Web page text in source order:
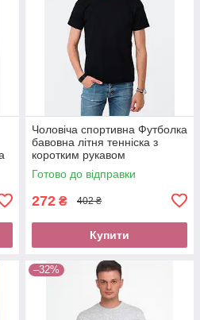
Чоловіча спортивна Футболка
бавовна літня тенніска з
коротким рукавом
накладеним платежем новою
поштою Одяг хлопцю
Готово до відправки
272 ₴ 402 ₴
Купити
–32%